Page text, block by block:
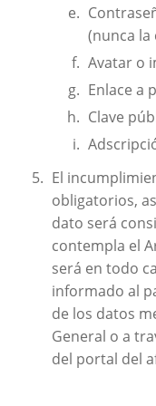
(nunca la
Avatar o
Enlace a
Clave
El
obligatorios,
dato será
contempla el
será en todo
informado al
de los datos
General o a
del portal del